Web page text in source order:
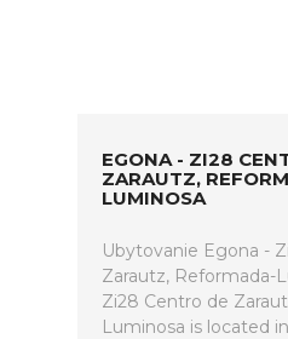
EGONA - ZI28
ZARAUTZ,
LUMINOSA
Ubytovanie Egona -
Zarautz, Reformada-
Zi28 Centro de
Luminosa is located